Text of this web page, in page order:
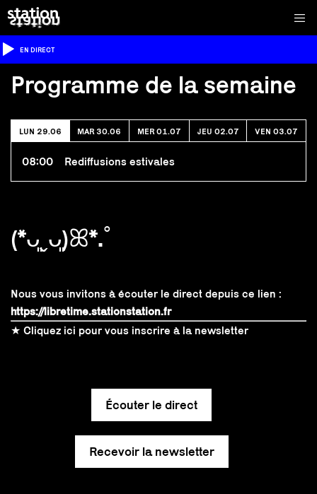
EN DIRECT
Programme de la semaine
LUN 29.06 MAR 30.06 MER 01.07 JEU 02.07 VEN 03.07
08:00 Rediffusions estivales
(*ᴗ͈ˬᴗ͈)ꕤ*.ﾟ
Nous vous invitons à écouter le direct depuis ce lien :
https://libretime.stationstation.fr
★ Cliquez ici pour vous inscrire à la newsletter
Écouter le direct
Recevoir la newsletter